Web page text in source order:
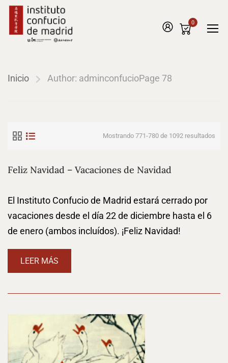
0
Inicio Author: adminconfucioPage 78
Mostrando 771-780 de 1092 resultados
Feliz Navidad – Vacaciones de Navidad
El Instituto Confucio de Madrid estará cerrado por
vacaciones desde el día 22 de diciembre hasta el 6
de enero (ambos incluídos). ¡Feliz Navidad!
LEER MÁS